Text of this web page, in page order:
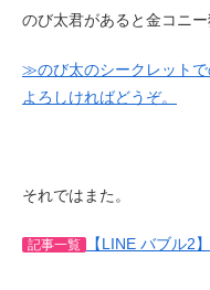
のび太君があると金コニ
≫のび太のシークレットで
よろしければどうぞ。
それではまた。
記事一覧 【LINE バブル2